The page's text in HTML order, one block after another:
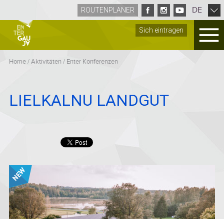
Sich eintragen
ROUTENPLANER DE
Home/Aktivitäten / Enter Konferenzen
LIELKALNU LANDGUT